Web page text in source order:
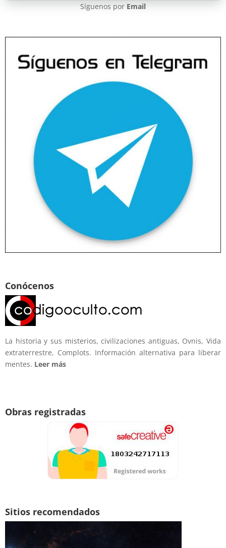
Síguenos por Email
Conócenos
La historia y sus misterios, civilizaciones antiguas, Ovnis, Vida
extraterrestre, Complots. Información alternativa para liberar
mentes. Leer más
Obras registradas
Sitios recomendados